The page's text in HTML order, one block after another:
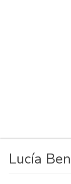
Lucía